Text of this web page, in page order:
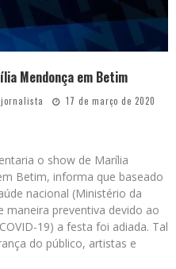
Mendonça em Betim
17 de março de 2020
o show de Marília
Betim, informa que baseado
nacional (Ministério da
maneira preventiva devido ao
19) a festa foi adiada. Tal
do público, artistas e